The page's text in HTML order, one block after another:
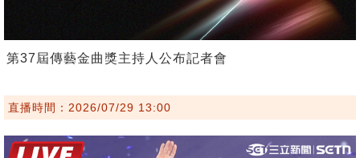
第37屆傳藝金曲獎主持人公布記者會
直播時間：2026/07/29 13:00